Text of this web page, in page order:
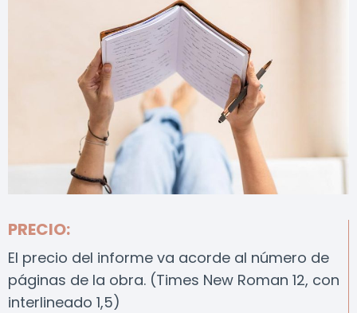
PRECIO:
El precio del informe va acorde al número de
páginas de la obra. (Times New Roman 12, con
interlineado 1,5)